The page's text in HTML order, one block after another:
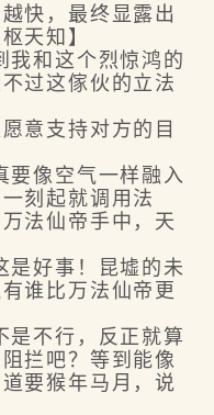
快，最终显露出
天知】
和这个烈惊鸿的
过这傢伙的立法
意支持对方的目
像空气一样融入
刻起就调用法
法仙帝手中，天
好事！昆墟的未
谁比万法仙帝更
不行，反正就算
拦吧？等到能像
要猴年马月，说